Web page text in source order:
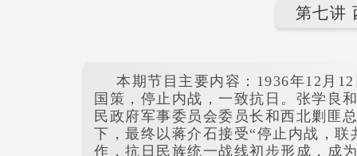
第七讲
本期节目主要内容：1936年12月
国策，停止内战，一致抗日。张学良
民政府军事委员会委员长和西北剿匪
下，最终以蒋介石接受“停止内战，
作，抗日民族统一战线初步形成，成